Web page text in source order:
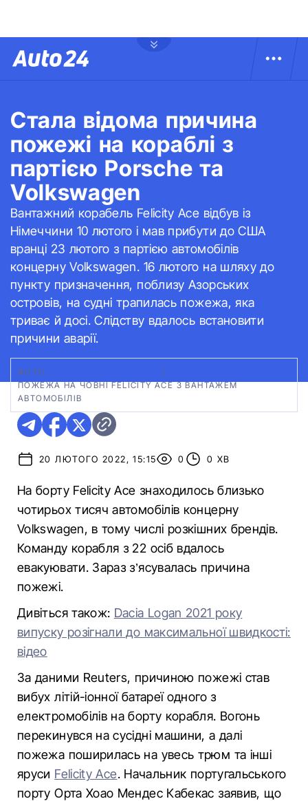
Стала відома причина
пожежі на кораблі з
партією Porsche та
Volkswagen
Вантажний корабель Felicity Ace відбув із
Німеччини 10 лютого і мав прибути до США
вранці 23 лютого з партією автомобілів
концерну Volkswagen. 16 лютого на шляху до
пункту призначення, поблизу Азорських
островів, на судні трапилась пожежа, яка
триває й досі. Слідству вдалось встановити
причини аварії.
ФОТО:
ПОЖЕЖА НА ЧОВНІ FELICITY ACE З ВАНТАЖЕМ
АВТОМОБІЛІВ
20 ЛЮТОГО 2022, 15:15 0 0 ХВ
На борту Felicity Ace знаходилось близько
чотирьох тисяч автомобілів концерну
Volkswagen, в тому числі розкішних брендів.
Команду корабля з 22 осіб вдалось
евакуювати. Зараз з’ясувалась причина
пожежі.
Дивіться також: Dacia Logan 2021 року
випуску розігнали до максимальної швидкості:
відео
За даними Reuters, причиною пожежі став
вибух літій-іонної батареї одного з
електромобілів на борту корабля. Вогонь
перекинувся на сусідні машини, а далі
пожежа поширилась на увесь трюм та інші
яруси Felicity Ace. Начальник португальського
порту Орта Хоао Мендес Кабекас заявив, що